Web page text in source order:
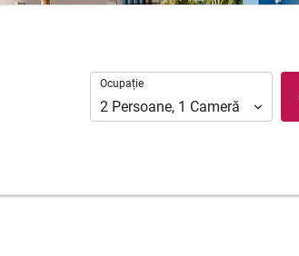
Ocupație
Ocupație
2 Persoane, 1 Cameră